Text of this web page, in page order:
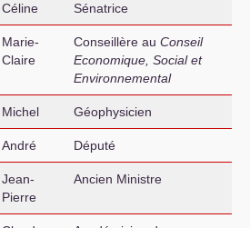
Céline Sénatrice
Marie-
Claire
Conseillère au Conseil
Economique, Social et
Environnemental
Michel Géophysicien
André Député
Jean-
Pierre
Ancien Ministre